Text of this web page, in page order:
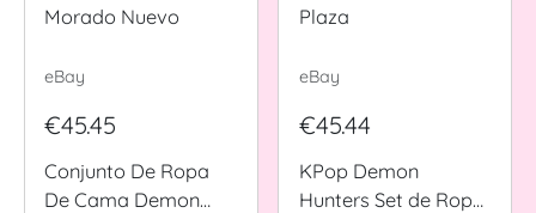
eBay
€45.45
Conjunto De Ropa
De Cama Demon
eBay
€45.44
KPop Demon
Hunters Set de Ropa